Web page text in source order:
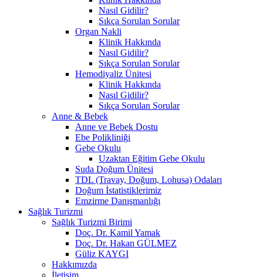
Nasıl Gidilir?
Sıkça Sorulan Sorular
Organ Nakli
Klinik Hakkında
Nasıl Gidilir?
Sıkça Sorulan Sorular
Hemodiyaliz Ünitesi
Klinik Hakkında
Nasıl Gidilir?
Sıkça Sorulan Sorular
Anne & Bebek
Anne ve Bebek Dostu
Ebe Polikliniği
Gebe Okulu
Uzaktan Eğitim Gebe Okulu
Suda Doğum Ünitesi
TDL (Travay, Doğum, Lohusa) Odaları
Doğum İstatistiklerimiz
Emzirme Danışmanlığı
Sağlık Turizmi
Sağlık Turizmi Birimi
Doç. Dr. Kamil Yamak
Doç. Dr. Hakan GÜLMEZ
Güliz KAYGI
Hakkımızda
İletişim